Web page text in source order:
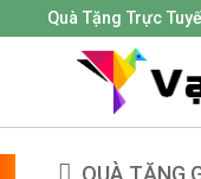
Quà Tặng Trực
QUÀ TẶNG